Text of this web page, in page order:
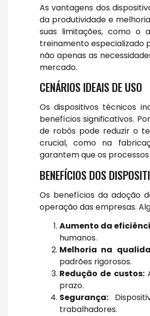
As vantagens dos
da produtividade e
suas limitações, como o
treinamento especializado
não apenas as
mercado.
CENÁRIOS IDEAIS DE USO
Os dispositivos técnicos
benefícios significativos.
de robôs pode reduzir o
crucial, como na
garantem que os
BENEFÍCIOS DOS
Os benefícios da adoção
operação das empresas.
Aumento da
humanos.
Melhoria na
padrões rigorosos.
Redução de custos:
prazo.
Segurança:
trabalhadores.